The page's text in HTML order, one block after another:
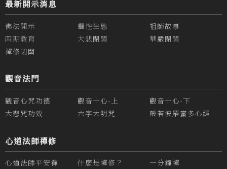
最新開示消息
佛法開示 靈性生態
祖師故事
四期教育
大悲閉關
華嚴閉關
禪修閉關
觀音法門
觀音心咒功德 觀音十心-上
觀音十心-下
大悲咒功效
六字大明咒 般若波羅蜜多心經
心道法師禪修
心道法師平安禪 什麼是禪修？
一分鐘禪